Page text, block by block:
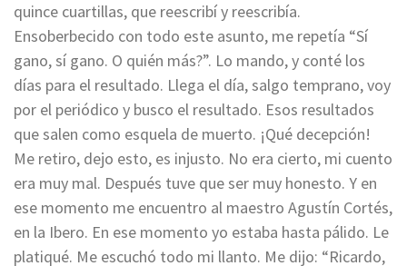
quince cuartillas, que reescribí y reescribía.
Ensoberbecido con todo este asunto, me repetía “Sí
gano, sí gano. O quién más?”. Lo mando, y conté los
días para el resultado. Llega el día, salgo temprano, voy
por el periódico y busco el resultado. Esos resultados
que salen como esquela de muerto. ¡Qué decepción!
Me retiro, dejo esto, es injusto. No era cierto, mi cuento
era muy mal. Después tuve que ser muy honesto. Y en
ese momento me encuentro al maestro Agustín Cortés,
en la Ibero. En ese momento yo estaba hasta pálido. Le
platiqué. Me escuchó todo mi llanto. Me dijo: “Ricardo,